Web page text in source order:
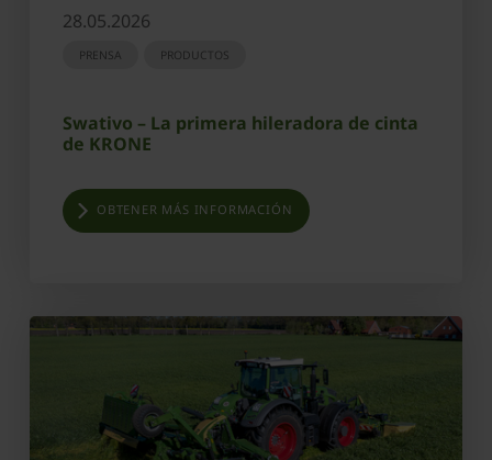
28.05.2026
PRENSA PRODUCTOS
Swativo – La primera hileradora de cinta
de KRONE
OBTENER MÁS INFORMACIÓN